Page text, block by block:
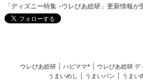
「ディズニー特集 -ウレぴあ総研」更新情報が
ウレぴあ総研 ハピママ* ウレぴあ総研 デ
うまいめし
うまいパン うまい